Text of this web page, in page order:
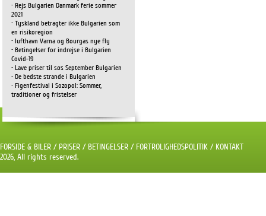
• Rejs Bulgarien Danmark ferie sommer
2021
• Tyskland betragter ikke Bulgarien som
en risikoregion
• lufthavn Varna og Bourgas nye fly
• Betingelser for indrejse i Bulgarien
Covid-19
• Lave priser til søs September Bulgarien
• De bedste strande i Bulgarien
• Figenfestival i Sozopol: Sommer,
traditioner og fristelser
FORSIDE & BILER / PRISER / BETINGELSER / FORTROLIGHEDSPOLITIK / KONTAKT
2026, All rights reserved.